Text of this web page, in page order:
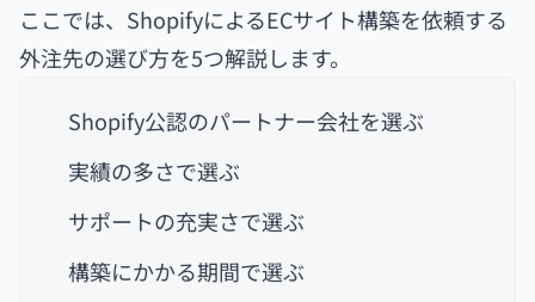
ここでは、ShopifyによるECサイト構築を依頼する
外注先の選び方を5つ解説します。
Shopify公認のパートナー会社を選ぶ
実績の多さで選ぶ
サポートの充実さで選ぶ
構築にかかる期間で選ぶ